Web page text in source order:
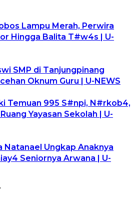
Lampu Merah, Perwira
Hingga Balita T#w4s | U-
SMP di Tanjungpinang
Oknum Guru | U-NEWS
Temuan 995 S#npi, N#rkob4,
Yayasan Sekolah | U-
Natanael Ungkap Anaknya
Seniornya Arwana | U-